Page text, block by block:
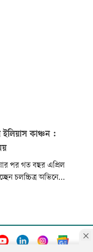
কাঞ্চন :
পর গত বছর এপ্রিল
চলচ্চিত্র অভিনেতা
থাকায় দেশের জন্য
গড়া প্ল্যাটফর্মটির